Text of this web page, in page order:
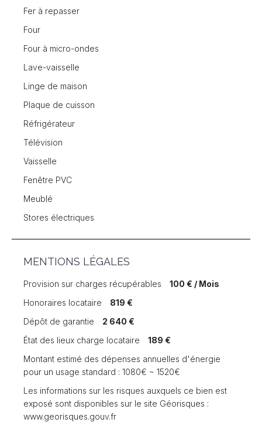
Fer à repasser
Four
Four à micro-ondes
Lave-vaisselle
Linge de maison
Plaque de cuisson
Réfrigérateur
Télévision
Vaisselle
Fenêtre PVC
Meublé
Stores électriques
MENTIONS LÉGALES
Provision sur charges récupérables
100 € / Mois
Honoraires locataire
819 €
Dépôt de garantie
2 640 €
État des lieux charge locataire
189 €
Montant estimé des dépenses annuelles d'énergie
pour un usage standard : 1080€ ~ 1520€
Les informations sur les risques auxquels ce bien est
exposé sont disponibles sur le site Géorisques :
www.georisques.gouv.fr